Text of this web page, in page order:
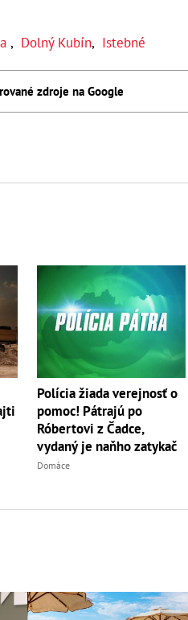
, Dolný Kubín, Istebné
zdroje na Google
Polícia žiada verejnosť o
pomoc! Pátrajú po
Róbertovi z Čadce,
vydaný je naňho zatykač
Domáce